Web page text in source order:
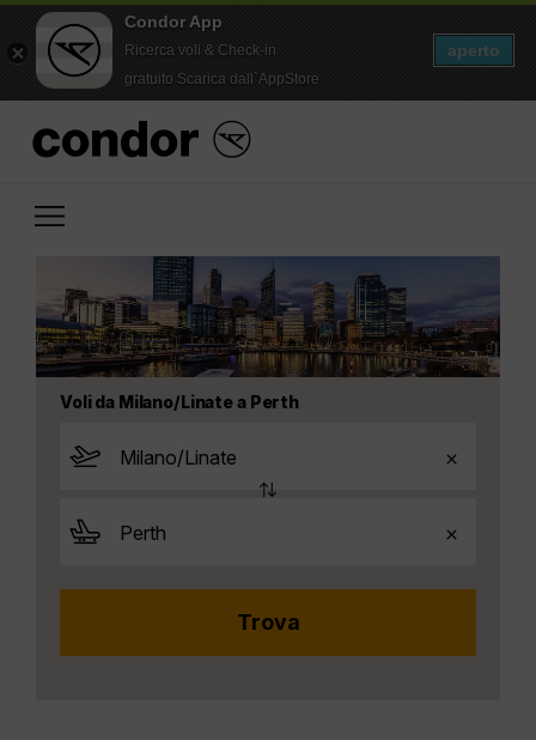
Condor App
Ricerca voli & Check-in
gratuito Scarica dall`AppStore
aperto
Voli da Milano/Linate a Perth